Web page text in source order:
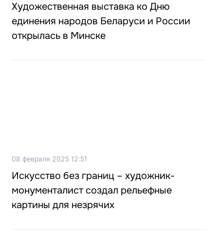
Художественная выставка ко Дню
единения народов Беларуси и России
открылась в Минске
08 февраля 2025 12:51
Искусство без границ – художник-
монументалист создал рельефные
картины для незрячих